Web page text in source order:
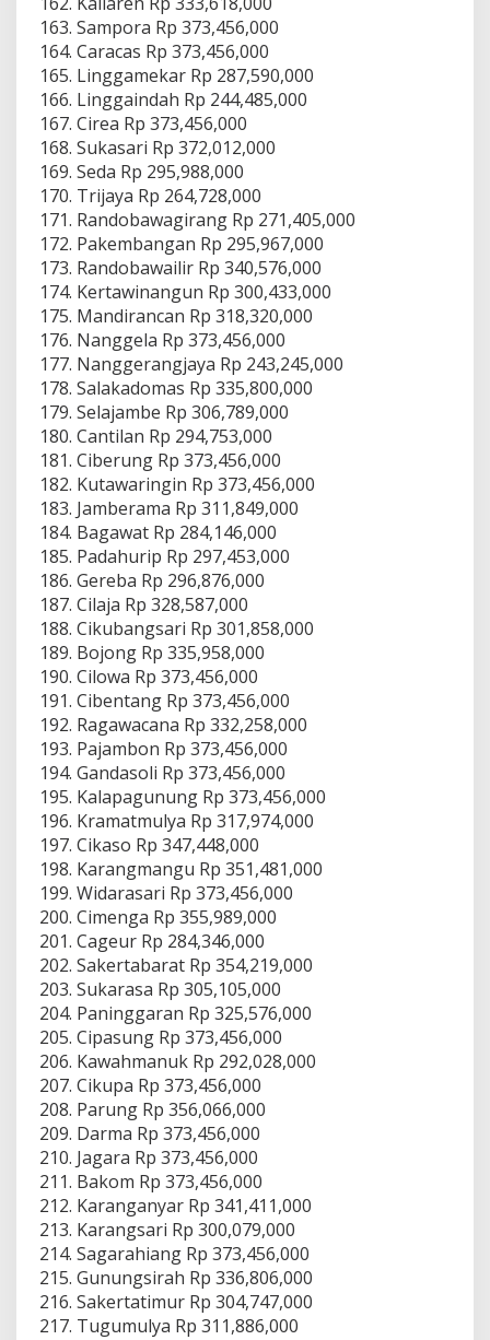
Sampora Rp 373,456,000
Caracas Rp 373,456,000
Linggamekar Rp 287,590,000
Linggaindah Rp 244,485,000
Cirea Rp 373,456,000
Sukasari Rp 372,012,000
Seda Rp 295,988,000
Trijaya Rp 264,728,000
Randobawagirang Rp 271,405,000
Pakembangan Rp 295,967,000
Randobawailir Rp 340,576,000
Kertawinangun Rp 300,433,000
Mandirancan Rp 318,320,000
Nanggela Rp 373,456,000
Nanggerangjaya Rp 243,245,000
Salakadomas Rp 335,800,000
Selajambe Rp 306,789,000
Cantilan Rp 294,753,000
Ciberung Rp 373,456,000
Kutawaringin Rp 373,456,000
Jamberama Rp 311,849,000
Bagawat Rp 284,146,000
Padahurip Rp 297,453,000
Gereba Rp 296,876,000
Cilaja Rp 328,587,000
Cikubangsari Rp 301,858,000
Bojong Rp 335,958,000
Cilowa Rp 373,456,000
Cibentang Rp 373,456,000
Ragawacana Rp 332,258,000
Pajambon Rp 373,456,000
Gandasoli Rp 373,456,000
Kalapagunung Rp 373,456,000
Kramatmulya Rp 317,974,000
Cikaso Rp 347,448,000
Karangmangu Rp 351,481,000
Widarasari Rp 373,456,000
Cimenga Rp 355,989,000
Cageur Rp 284,346,000
Sakertabarat Rp 354,219,000
Sukarasa Rp 305,105,000
Paninggaran Rp 325,576,000
Cipasung Rp 373,456,000
Kawahmanuk Rp 292,028,000
Cikupa Rp 373,456,000
Parung Rp 356,066,000
Darma Rp 373,456,000
Jagara Rp 373,456,000
Bakom Rp 373,456,000
Karanganyar Rp 341,411,000
Karangsari Rp 300,079,000
Sagarahiang Rp 373,456,000
Gunungsirah Rp 336,806,000
Sakertatimur Rp 304,747,000
Tugumulya Rp 311,886,000